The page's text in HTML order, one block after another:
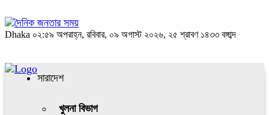
Dhaka ০২:৫৯ অপরাহ্ন, রবিবার, ০৯ অগাস্ট ২০২৬, ২৫ শ্রাবণ ১৪৩৩ বঙ্গাব্দ
সারাদেশ
খুলনা বিভাগ